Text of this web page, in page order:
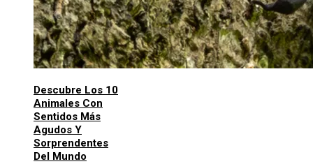
Descubre Los 10
Animales Con
Sentidos Más
Agudos Y
Sorprendentes
Del Mundo